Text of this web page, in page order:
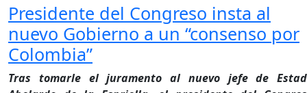
Presidente del Congreso insta al
nuevo Gobierno a un “consenso por
Colombia”
Tras tomarle el juramento al nuevo jefe de